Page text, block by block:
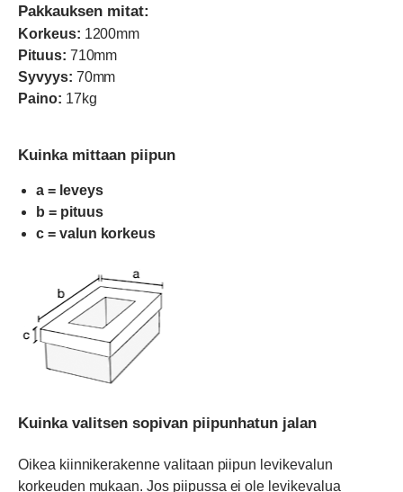
Pakkauksen mitat:
Korkeus: 1200mm
Pituus: 710mm
Syvyys: 70mm
Paino: 17kg
Kuinka mittaan piipun
a = leveys
b = pituus
c = valun korkeus
Kuinka valitsen sopivan piipunhatun jalan
Oikea kiinnikerakenne valitaan piipun levikevalun
korkeuden mukaan. Jos piipussa ei ole levikevalua